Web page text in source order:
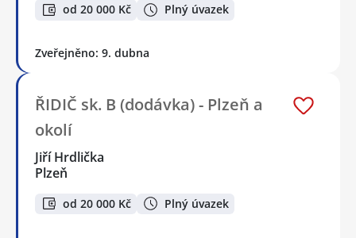
od 20 000 Kč Plný úvazek
Zveřejněno: 9. dubna
ŘIDIČ sk. B (dodávka) - Plzeň a
okolí
Jiří Hrdlička
Plzeň
od 20 000 Kč Plný úvazek